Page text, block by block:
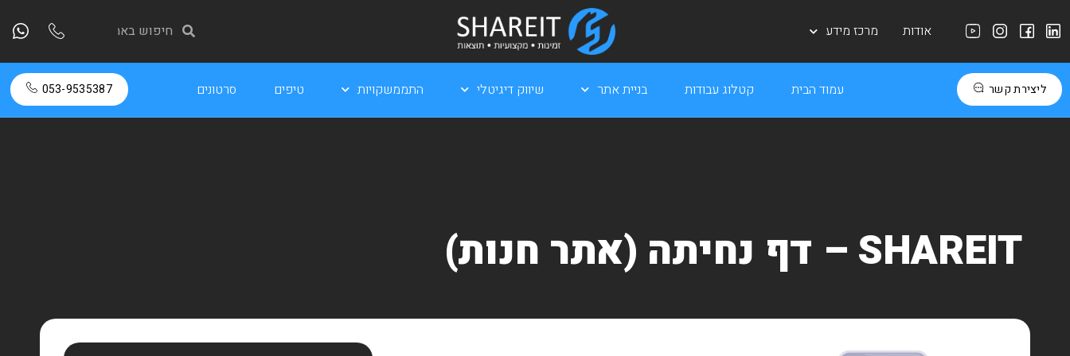
אודות מרכז מידע
ליצירת קשר עמוד הבית קטלוג עבודות בניית אתר שיווק דיגיטלי התממשקויות טיפים סרטונים 053-9535387
SHAREIT – דף נחיתה (אתר חנות)